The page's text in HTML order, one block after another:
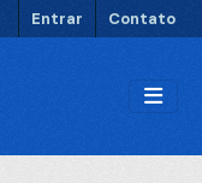
Entrar Contato